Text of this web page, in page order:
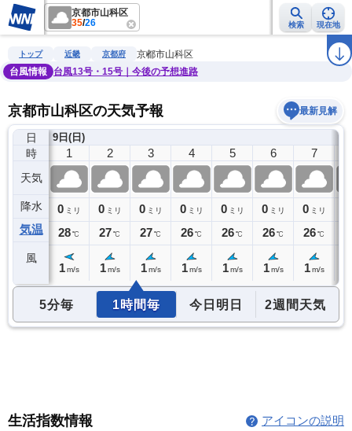
京都市山科区
35/26 検索 現在地
雨雲レーダー 台風情報 地震情報 ラ
トップ 近畿 京都府
京都市山科区
台風情報
台風13号・15号｜今後の予想進路
京都市山科区の天気予報 最新見解
日
時
天気
降水
気温
風
9日(日)
0
0ミリ
28℃
1
0 ミリ
28℃
1 m/s
2
0 ミリ
27℃
1 m/s
3
0 ミリ
27℃
1 m/s
4
0 ミリ
26℃
1 m/s
5
0 ミリ
26℃
1 m/s
6
0 ミリ
26℃
1 m/s
7
0 ミリ
26℃
1 m/s
5分毎 1時間毎 今日明日 2週間天気
生活指数情報 アイコンの説明